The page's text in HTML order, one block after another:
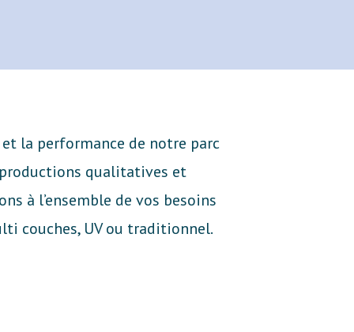
la performance de notre parc
qualitatives et
à l’ensemble de vos besoins
couches, UV ou traditionnel.